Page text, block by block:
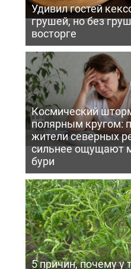
Удивил гостей
грушей, но без
восторге
Космический
полярным кругом:
жители северных
сильнее ощущают
бури
5 причин, почему у